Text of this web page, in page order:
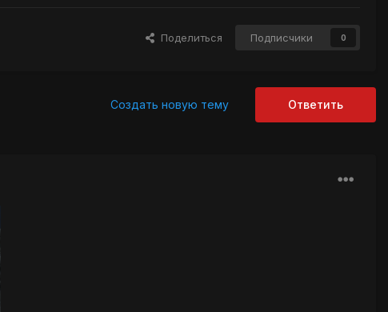
Поделиться Подписчики 0
Ответить
Создать новую тему